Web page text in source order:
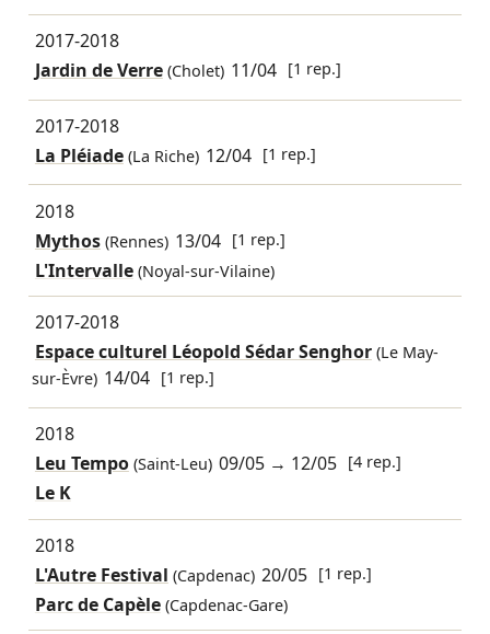
2017-2018
Jardin de Verre(Cholet) 11/04 [1 rep.]
2017-2018
La Pléiade(La Riche) 12/04 [1 rep.]
2018
Mythos(Rennes) 13/04 [1 rep.]
L'Intervalle (Noyal-sur-Vilaine)
2017-2018
Espace culturel Léopold Sédar Senghor(Le May-
sur-Èvre) 14/04 [1 rep.]
2018
Leu Tempo(Saint-Leu) 09/05 → 12/05 [4 rep.]
Le K
2018
L'Autre Festival (Capdenac) 20/05 [1 rep.]
Parc de Capèle (Capdenac-Gare)